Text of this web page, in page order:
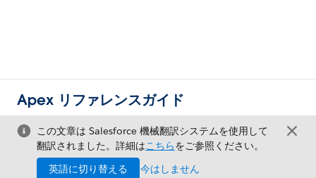
Apex リファレンスガイド
この文章は Salesforce 機械翻訳システムを使用して
翻訳されました。詳細はこちらをご参照ください。
英語に切り替える
今はしません